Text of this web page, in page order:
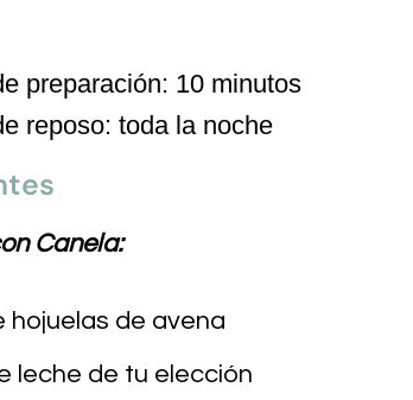
preparación: 10 minutos
reposo: toda la noche
Canela:
hojuelas de avena
leche de tu elección